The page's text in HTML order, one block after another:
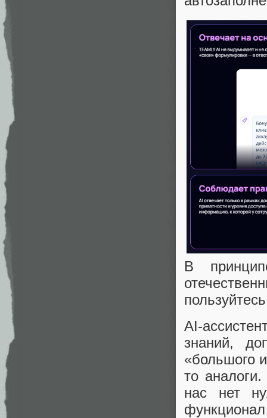
В
AI-
знаний,
«большого
то
нас нет